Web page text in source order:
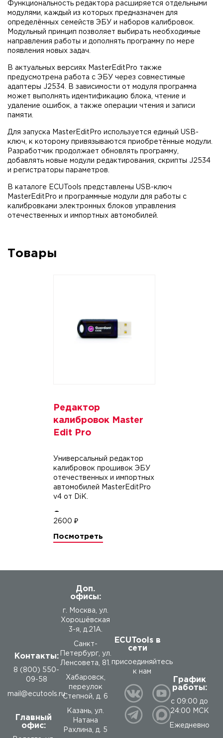
Функциональность редактора расширяется отдельными
модулями, каждый из которых предназначен для
определённых семейств ЭБУ и наборов калибровок.
Модульный принцип позволяет выбирать необходимые
направления работы и дополнять программу по мере
появления новых задач.
В актуальных версиях MasterEditPro также
предусмотрена работа с ЭБУ через совместимые
адаптеры J2534. В зависимости от модуля программа
может выполнять идентификацию блока, чтение и
удаление ошибок, а также операции чтения и записи
памяти.
Для запуска MasterEditPro используется единый USB-
ключ, к которому привязываются приобретённые модули.
Разработчик продолжает обновлять программу,
добавлять новые модули редактирования, скрипты J2534
и регистраторы параметров.
В каталоге ECUTools представлены USB-ключ
MasterEditPro и программные модули для работы с
калибровками электронных блоков управления
отечественных и импортных автомобилей.
Товары
Редактор
калибровок Master
Edit Pro
Универсальный редактор
калибровок прошивок ЭБУ
отечественных и импортных
автомобилей MasterEditPro
v4 от DiK.
возможности
программы:
параметры, текстовые,
двух и трёх мерные
Удобный интерфейс
изменения калибровок.
Множество
дополнительных опций
для оптимизации
процесса настройки.
экспорта/импорта
калибровок.
Режим сравнения
прошивок (в рамках
одной карты
калибровок).
2600 ₽
Посмотреть
Контакты:
8 (800) 550-
09-58
mail@ecutools.ru
Главный
офис:
Доп.
офисы:
г. Москва, ул.
Хорошёвская
3-я, д.21А.
Санкт-
Петербург, ул.
Ленсовета, 81.
Хабаровск,
переулок
Степной, д. 6
Казань, ул.
Натана
Рахлина, д. 5
ECUTools в
сети
присоединяйтесь
к нам
График
работы:
с 09:00 до
24:00 МСК
Ежедневно